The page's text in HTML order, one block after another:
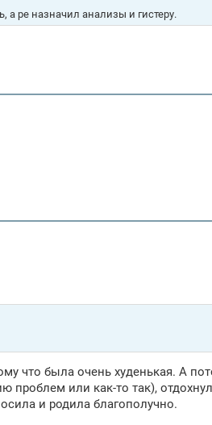
а ре назначил анализы и гистеру.
что была очень худенькая. А
проблем или как-то так),
и родила благополучно.